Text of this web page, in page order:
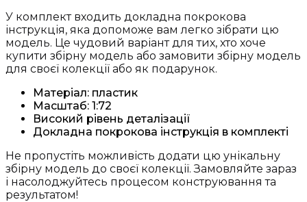
У комплект входить докладна покрокова
інструкція, яка допоможе вам легко зібрати цю
модель. Це чудовий варіант для тих, хто хоче
купити збірну модель або замовити збірну модель
для своєї колекції або як подарунок.
Матеріал: пластик
Масштаб: 1:72
Високий рівень деталізації
Докладна покрокова інструкція в комплекті
Не пропустіть можливість додати цю унікальну
збірну модель до своєї колекції. Замовляйте зараз
і насолоджуйтесь процесом конструювання та
результатом!